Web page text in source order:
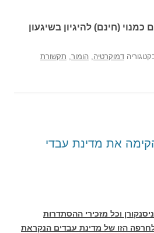
מנוי (חינם) להיגיון בשיגעון
דמוקרטיה,הומור,תקשורת
את מדינת עבדי
וכל מזכירי ההסתדרות
הזו של מדינת עבדים הנקראת